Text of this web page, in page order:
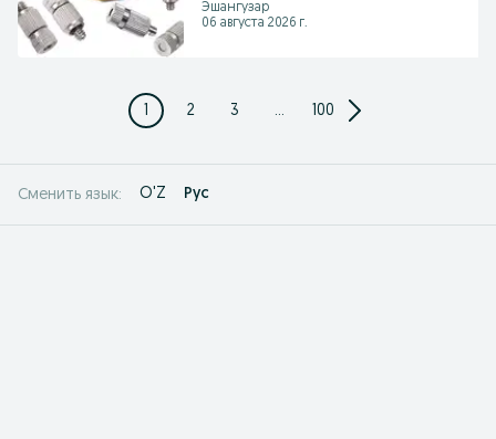
Эшангузар
06 августа 2026 г.
1 2 3 ... 100
Сменить язык: O'Z Рус